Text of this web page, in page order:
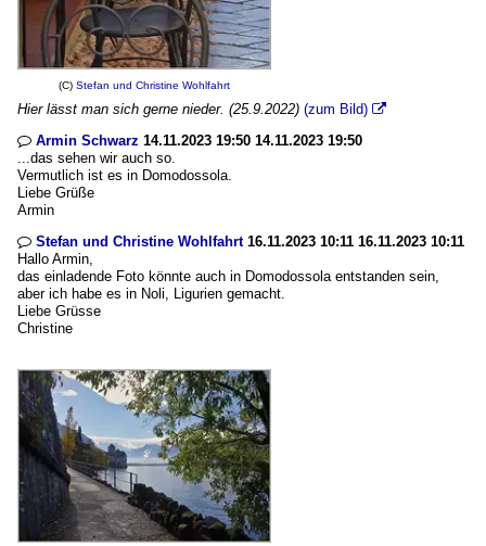
(C) Stefan und Christine Wohlfahrt
Hier lässt man sich gerne nieder. (25.9.2022) (zum Bild) 
 Armin Schwarz 14.11.2023 19:50 14.11.2023 19:50
...das sehen wir auch so.
Vermutlich ist es in Domodossola.
Liebe Grüße
Armin
 Stefan und Christine Wohlfahrt16.11.2023 10:11 16.11.2023 10:11
Hallo Armin,
das einladende Foto könnte auch in Domodossola entstanden sein,
aber ich habe es in Noli, Ligurien gemacht.
Liebe Grüsse
Christine